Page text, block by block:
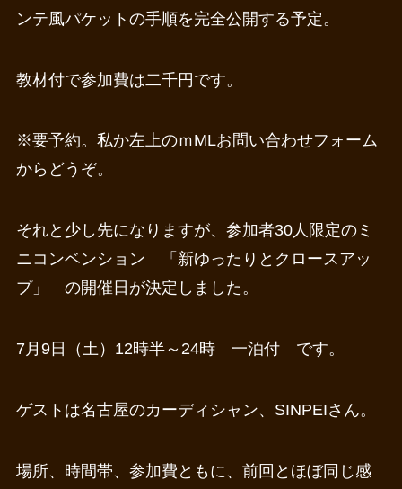
ンテ風パケットの手順を完全公開する予定。
教材付で参加費は二千円です。
※要予約。私か左上のｍMLお問い合わせフォーム
からどうぞ。
それと少し先になりますが、参加者30人限定のミ
ニコンベンション 「新ゆったりとクロースアッ
プ」 の開催日が決定しました。
7月9日（土）12時半～24時 一泊付 です。
ゲストは名古屋のカーディシャン、SINPEIさん。
場所、時間帯、参加費ともに、前回とほぼ同じ感